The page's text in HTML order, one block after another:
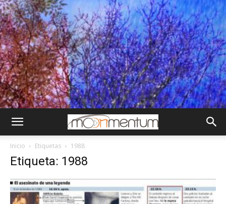
Inicio Etiquetas 1988
Etiqueta: 1988